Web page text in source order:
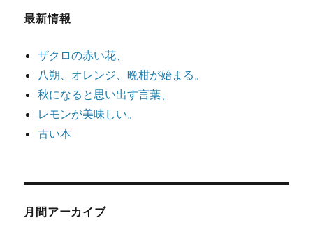
最新情報
ザクロの赤い花、
八朔、オレンジ、晩柑が始まる。
秋になると思い出す言葉、
レモンが美味しい。
古い本
月間アーカイブ